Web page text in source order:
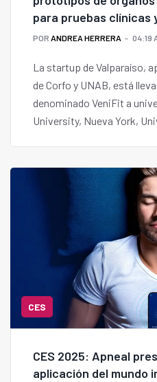
para pruebas clínicas
POR ANDREA HERRERA 04:19
La startup de Valparaíso,
de Corfo y UNAB, está
denominado VeniFit a
University, Nueva York,
CES
CES 2025: Apneal
aplicación del mundo